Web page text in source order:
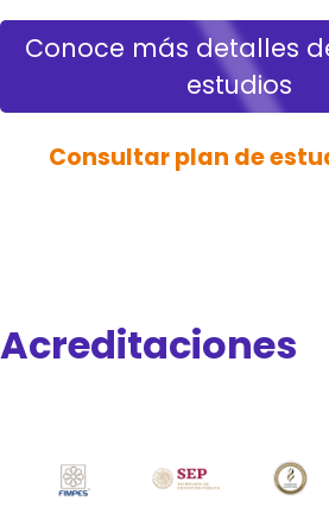
Conoce más detalles
estudios
Consultar plan de
Acreditaciones